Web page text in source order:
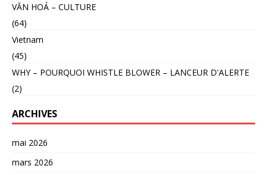
VĂN HOÁ – CULTURE
(64)
Vietnam
(45)
WHY – POURQUOI WHISTLE BLOWER – LANCEUR D'ALERTE
(2)
ARCHIVES
mai 2026
mars 2026